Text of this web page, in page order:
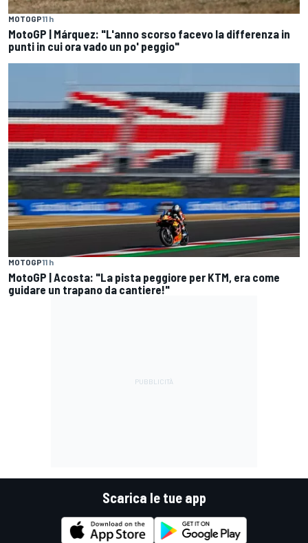
MOTOGP11 h
MotoGP | Márquez: "L'anno scorso facevo la differenza in
punti in cui ora vado un po' peggio"
MOTOGP11 h
MotoGP | Acosta: "La pista peggiore per KTM, era come
guidare un trapano da cantiere!"
Scarica le tue app